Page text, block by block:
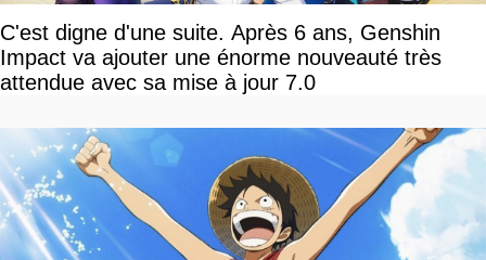
C'est digne d'une suite. Après 6 ans, Genshin
Impact va ajouter une énorme nouveauté très
attendue avec sa mise à jour 7.0